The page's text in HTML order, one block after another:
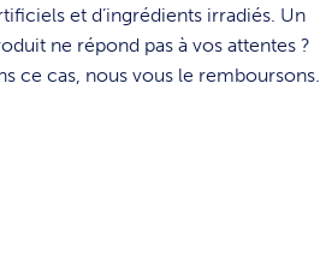
et d’ingrédients irradiés. Un
ne répond pas à vos attentes ?
ce cas, nous vous le remboursons.